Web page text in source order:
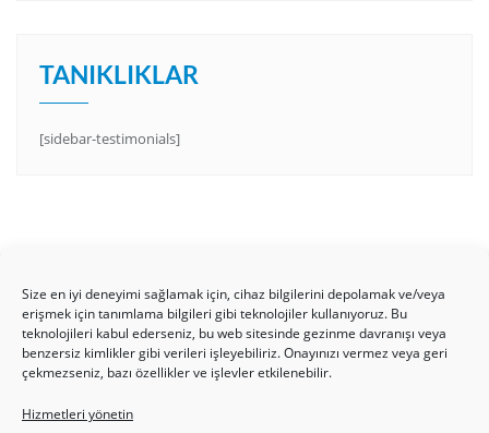
Size en iyi deneyimi sağlamak için, cihaz bilgilerini depolamak ve/veya
erişmek için tanımlama bilgileri gibi teknolojiler kullanıyoruz. Bu
teknolojileri kabul ederseniz, bu web sitesinde gezinme davranışı veya
benzersiz kimlikler gibi verileri işleyebiliriz. Onayınızı vermez veya geri
çekmezseniz, bazı özellikler ve işlevler etkilenebilir.
Hizmetleri yönetin
TANIKLIKLAR
[sidebar-testimonials]
HAKKIMIZDA Üyelik Kuralları
Bize Yazın
Online Kutsal Kitap